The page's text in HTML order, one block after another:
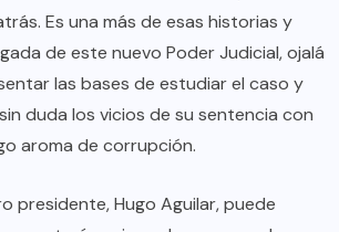
Es una más de esas historias y
de este nuevo Poder Judicial, ojalá
las bases de estudiar el caso y
duda los vicios de su sentencia con
aroma de corrupción.
presidente, Hugo Aguilar, puede